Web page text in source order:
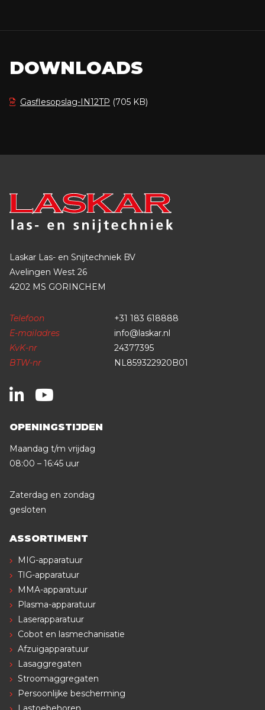
DOWNLOADS
Gasflesopslag-IN12TP (705 KB)
Laskar Las- en Snijtechniek BV
Avelingen West 26
4202 MS GORINCHEM
Telefoon
+31 183 618888
E-mailadres
info@laskar.nl
KvK-nr
24377395
BTW-nr
NL859322920B01
OPENINGSTIJDEN
Maandag t/m vrijdag
08:00 – 16:45 uur
Zaterdag en zondag
gesloten
ASSORTIMENT
MIG-apparatuur
TIG-apparatuur
MMA-apparatuur
Plasma-apparatuur
Laserapparatuur
Cobot en lasmechanisatie
Afzuigapparatuur
Lasaggregaten
Stroomaggregaten
Persoonlijke bescherming